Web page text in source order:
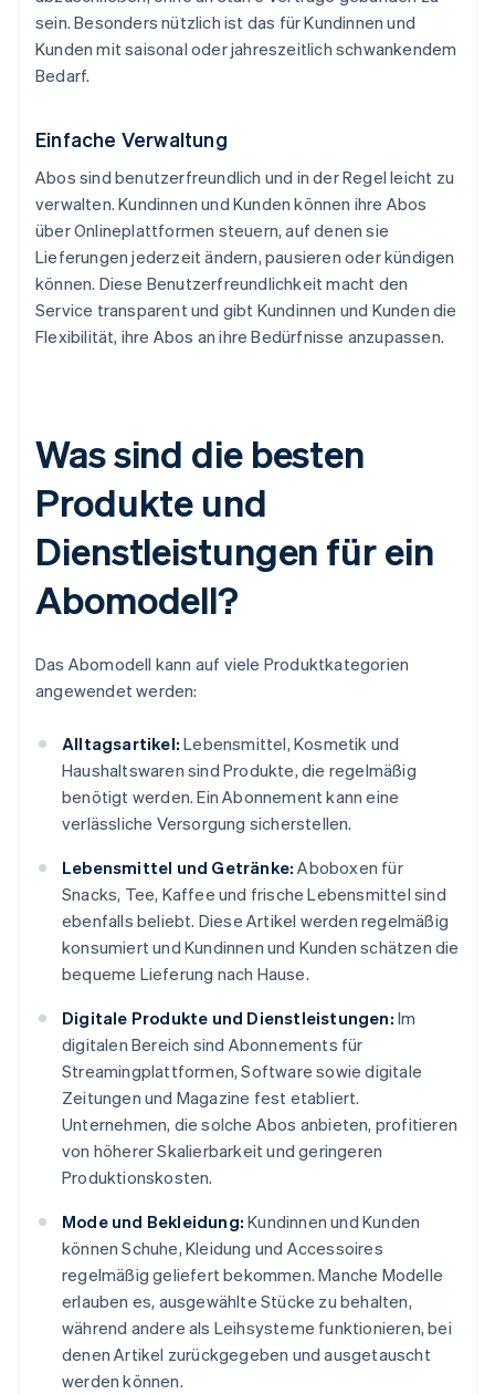
sein. Besonders nützlich ist das für Kundinnen und
Kunden mit saisonal oder jahreszeitlich schwankendem
Bedarf.
Einfache Verwaltung
Abos sind benutzerfreundlich und in der Regel leicht zu
verwalten. Kundinnen und Kunden können ihre Abos
über Onlineplattformen steuern, auf denen sie
Lieferungen jederzeit ändern, pausieren oder kündigen
können. Diese Benutzerfreundlichkeit macht den
Service transparent und gibt Kundinnen und Kunden die
Flexibilität, ihre Abos an ihre Bedürfnisse anzupassen.
Was sind die besten
Produkte und
Dienstleistungen für ein
Abomodell?
Das Abomodell kann auf viele Produktkategorien
angewendet werden:
Alltagsartikel: Lebensmittel, Kosmetik und
Haushaltswaren sind Produkte, die regelmäßig
benötigt werden. Ein Abonnement kann eine
verlässliche Versorgung sicherstellen.
Lebensmittel und Getränke: Aboboxen für
Snacks, Tee, Kaffee und frische Lebensmittel sind
ebenfalls beliebt. Diese Artikel werden regelmäßig
konsumiert und Kundinnen und Kunden schätzen die
bequeme Lieferung nach Hause.
Digitale Produkte und Dienstleistungen: Im
digitalen Bereich sind Abonnements für
Streamingplattformen, Software sowie digitale
Zeitungen und Magazine fest etabliert.
Unternehmen, die solche Abos anbieten, profitieren
von höherer Skalierbarkeit und geringeren
Produktionskosten.
Mode und Bekleidung: Kundinnen und Kunden
können Schuhe, Kleidung und Accessoires
regelmäßig geliefert bekommen. Manche Modelle
erlauben es, ausgewählte Stücke zu behalten,
während andere als Leihsysteme funktionieren, bei
denen Artikel zurückgegeben und ausgetauscht
werden können.